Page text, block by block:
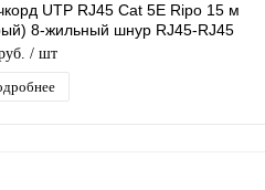
UTP RJ45 Cat 5E Ripo 15 м
8-жильный шнур RJ45-RJ45
сетевых устройств
/ шт